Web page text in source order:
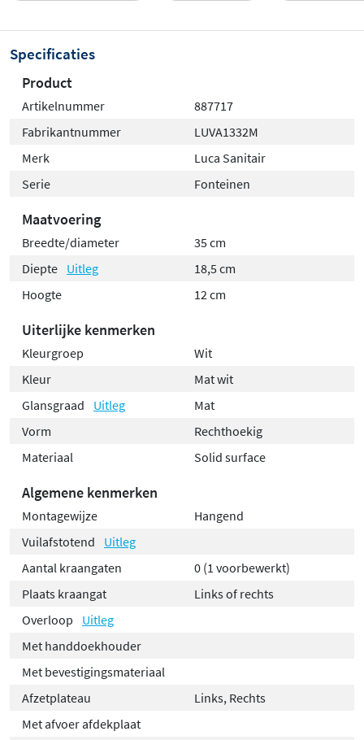
Specificaties
Product
Artikelnummer
887717
Fabrikantnummer
LUVA1332M
Merk
Luca Sanitair
Serie
Fonteinen
Maatvoering
Breedte/diameter
35 cm
Diepte Uitleg
18,5 cm
Hoogte
12 cm
Uiterlijke kenmerken
Kleurgroep
Wit
Kleur
Mat wit
Glansgraad
Uitleg
Mat
Vorm
Rechthoekig
Materiaal
Solid surface
Algemene kenmerken
Montagewijze
Hangend
Vuilafstotend
Uitleg
Aantal kraangaten
0 (1 voorbewerkt)
Plaats kraangat
Links of rechts
Overloop
Uitleg
Met handdoekhouder
Met bevestigingsmateriaal
Afzetplateau
Links, Rechts
Met afvoer afdekplaat